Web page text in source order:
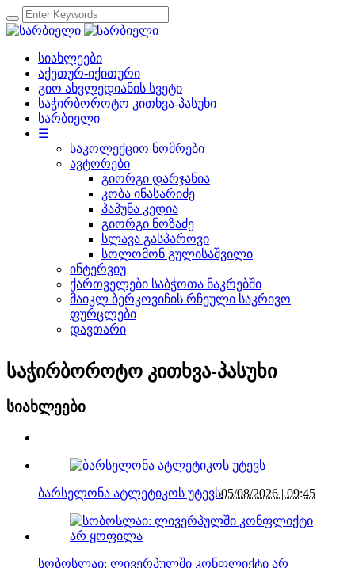
სიახლეები
აქეთურ-იქითური
გიო ახვლედიანის სვეტი
საჭირბოროტო კითხვა-პასუხი
სარბიელი
☰
საკოლექციო ნომრები
ავტორები
გიორგი დარჯანია
კობა ინასარიძე
პაპუნა კედია
გიორგი ნოზაძე
სლავა გასპაროვი
სოლომონ გულისაშვილი
ინტერვიუ
ქართველები საბჭოთა ნაკრებში
მაიკლ ბერკოვიჩის რჩეული საკრივო
ფურცლები
დავთარი
საჭირბოროტო კითხვა-პასუხი
სიახლეები
ბარსელონა ატლეტიკოს უტევს05/08/2026 | 09:45
სობოსლაი: ლივერპულში კონფლიქტი არ